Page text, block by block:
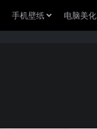
手机壁纸 电脑美化